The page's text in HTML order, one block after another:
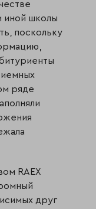
иной школы
поскольку
ряде
RAEX
друг